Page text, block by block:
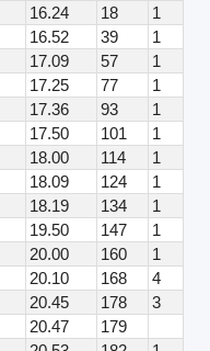
16.24 18
1
16.52 39
1
17.09 57
1
17.25 77
1
17.36 93
1
17.50 101
1
18.00 114
1
18.09 124
1
18.19 134
1
19.50 147
1
20.00 160
1
20.10 168
4
20.45 178
3
20.47
179